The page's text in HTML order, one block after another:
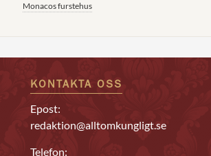
Monacos furstehus
KONTAKTA OSS
Epost:
redaktion@alltomkungligt.se
Telefon: